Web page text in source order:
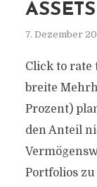
ASSETS
7. Dezember
Click to rate
breite
Prozent)
den Anteil
Portfolios